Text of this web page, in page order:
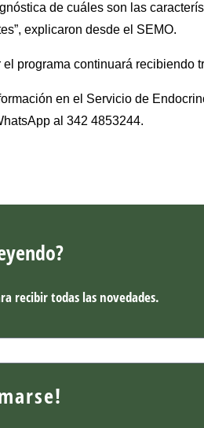
de cuáles son las
explicaron desde el SEMO.
programa continuará
en el Servicio de
al 342 4853244.
recibir todas las novedades.